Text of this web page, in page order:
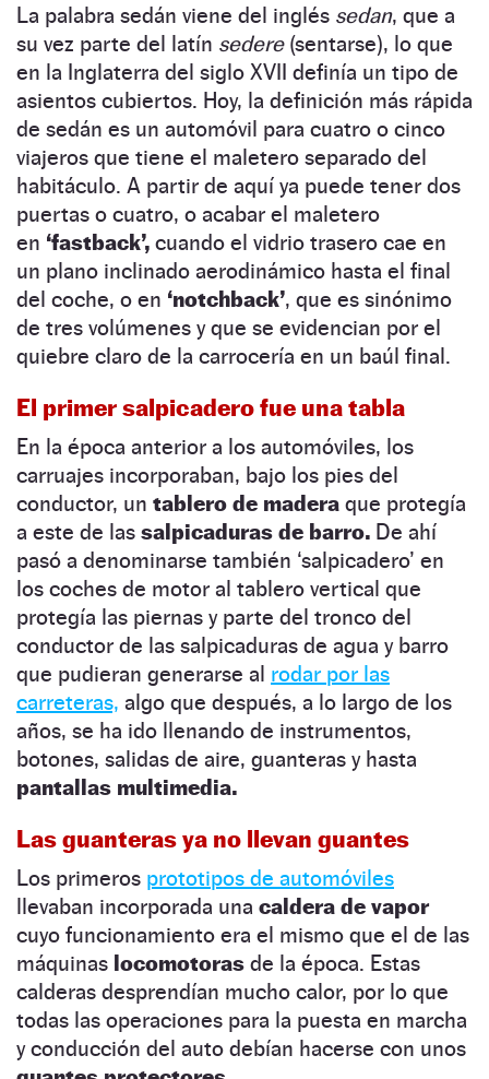
La palabra sedán viene del inglés sedan, que a
su vez parte del latín sedere(sentarse), lo que
en la Inglaterra del siglo XVII definía un tipo de
asientos cubiertos. Hoy, la definición más rápida
de sedán es un automóvil para cuatro o cinco
viajeros que tiene el maletero separado del
habitáculo. A partir de aquí ya puede tener dos
puertas o cuatro, o acabar el maletero
en ‘fastback’, cuando el vidrio trasero cae en
un plano inclinado aerodinámico hasta el final
del coche, o en ‘notchback’, que es sinónimo
de tres volúmenes y que se evidencian por el
quiebre claro de la carrocería en un baúl final.
El primer salpicadero fue una tabla
En la época anterior a los automóviles, los
carruajes incorporaban, bajo los pies del
conductor, un tablero de madera que protegía
a este de las salpicaduras de barro. De ahí
pasó a denominarse también ‘salpicadero’ en
los coches de motor al tablero vertical que
protegía las piernas y parte del tronco del
conductor de las salpicaduras de agua y barro
que pudieran generarse al rodar por las
carreteras, algo que después, a lo largo de los
años, se ha ido llenando de instrumentos,
botones, salidas de aire, guanteras y hasta
pantallas multimedia.
Las guanteras ya no llevan guantes
Los primeros prototipos de automóviles
llevaban incorporada una caldera de vapor
cuyo funcionamiento era el mismo que el de las
máquinas locomotoras de la época. Estas
calderas desprendían mucho calor, por lo que
todas las operaciones para la puesta en marcha
y conducción del auto debían hacerse con unos